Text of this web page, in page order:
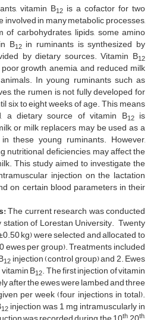
vitamin B12 is a cofactor for two
in many metabolic processes,
carbohydrates, lipids, some amino
B12in ruminants is synthesized by
by dietary sources. Vitamin B12
growth, anemia, and reduced milk
In young ruminants such as
the rumen is not fully developed for
six to eight weeks of age. This means
a dietary source of vitamin B12is
or milk replacers may be used as a
these young ruminants. However,
nutritional deficiencies, may affect the
This study aimed to investigate the
injection on the lactation
on certain blood parameters in their
The current research was conducted
of Lorestan University. Twenty
kg) were selected and allocated to
ewes per group). Treatments included
12 injection (control group) and 2. Ewes
B12. The first injection of vitamin
after the ewes were lambed and three
per week (four injections in total).
12 injection was 1 mg intramuscularly in
th th,